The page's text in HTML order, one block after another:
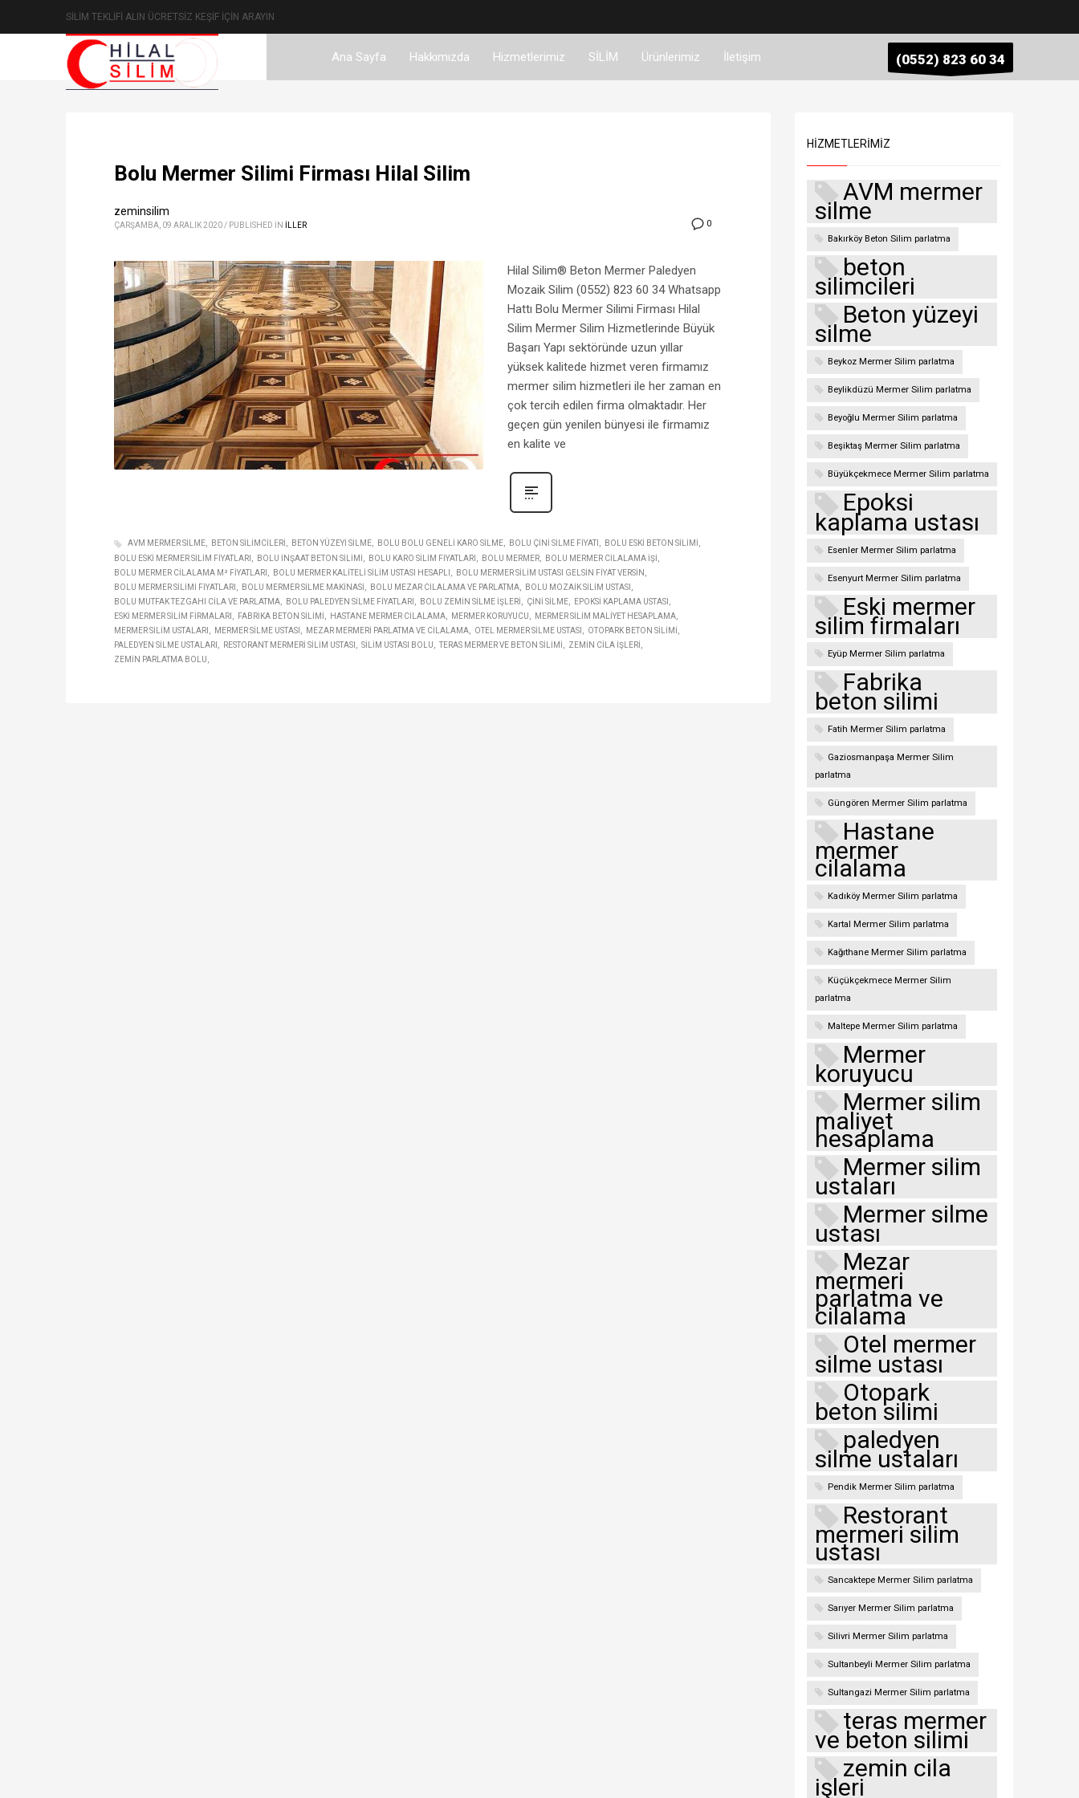
SİLİM TEKLİFİ ALIN ÜCRETSİZ KEŞİF İÇİN ARAYIN
Ana Sayfa Hakkımızda Hizmetlerimiz SİLİM Ürünlerimiz İletişim (0552) 823 60 34
Bolu Mermer Silimi Firması Hilal Silim
0
zeminsilim
ÇARŞAMBA, 09 ARALIK 2020 / PUBLISHED IN ILLER
Hilal Silim® Beton Mermer Paledyen
Mozaik Silim (0552) 823 60 34 Whatsapp
Hattı Bolu Mermer Silimi Firması Hilal
Silim Mermer Silim Hizmetlerinde Büyük
Başarı Yapı sektöründe uzun yıllar
yüksek kalitede hizmet veren firmamız
mermer silim hizmetleri ile her zaman en
çok tercih edilen firma olmaktadır. Her
geçen gün yenilen bünyesi ile firmamız
en kalite ve
AVM MERMER SILME BETON SILIMCILERI BETON YÜZEYI SILME BOLU BOLU GENELI KARO SILME BOLU ÇINI SILME FIYATI
BOLU ESKI BETON SILIMI
BOLU ESKI MERMER SILIM FIYATLARI
BOLU INŞAAT BETON SILIMI BOLU KARO SILIM FIYATLARI BOLU MERMER
BOLU MERMER CILALAMA IŞI
BOLU MERMER CILALAMA M² FIYATLARI
BOLU MERMER KALITELI SILIM USTASI HESAPLI
BOLU MERMER SILIM USTASI GELSIN FIYAT VERSIN
BOLU MERMER SILIMI FIYATLARI
BOLU MERMER SILME MAKINASI BOLU MEZAR CILALAMA VE PARLATMA
BOLU MOZAIK SILIM USTASI
BOLU MUTFAK TEZGAHI CILA VE PARLATMA
BOLU PALEDYEN SILME FIYATLARI BOLU ZEMIN SILME IŞLERI ÇINI SILME
EPOKSI KAPLAMA USTASI
ESKI MERMER SILIM FIRMALARI
FABRIKA BETON SILIMI HASTANE MERMER CILALAMA MERMER KORUYUCU
MERMER SILIM MALIYET HESAPLAMA
MERMER SILIM USTALARI
MERMER SILME USTASI MEZAR MERMERI PARLATMA VE CILALAMA OTEL MERMER SILME USTASI
OTOPARK BETON SILIMI
PALEDYEN SILME USTALARI
RESTORANT MERMERI SILIM USTASI SILIM USTASI BOLU TERAS MERMER VE BETON SILIMI
ZEMIN CILA IŞLERI
ZEMIN PARLATMA BOLU
HIZMETLERIMIZ
AVM mermer
silme
Bakırköy Beton Silim parlatma
beton
silimcileri
Beton yüzeyi
silme
Beykoz Mermer Silim parlatma
Beylikdüzü Mermer Silim parlatma
Beyoğlu Mermer Silim parlatma
Beşiktaş Mermer Silim parlatma
Büyükçekmece Mermer Silim parlatma
Epoksi
kaplama ustası
Esenler Mermer Silim parlatma
Esenyurt Mermer Silim parlatma
Eski mermer
silim firmaları
Eyüp Mermer Silim parlatma
Fabrika
beton silimi
Fatih Mermer Silim parlatma
Gaziosmanpaşa Mermer Silim
parlatma
Güngören Mermer Silim parlatma
Hastane
mermer
cilalama
Kadıköy Mermer Silim parlatma
Kartal Mermer Silim parlatma
Kağıthane Mermer Silim parlatma
Küçükçekmece Mermer Silim
parlatma
Maltepe Mermer Silim parlatma
Mermer
koruyucu
Mermer silim
maliyet
hesaplama
Mermer silim
ustaları
Mermer silme
ustası
Mezar
mermeri
parlatma ve
cilalama
Otel mermer
silme ustası
Otopark
beton silimi
paledyen
silme ustaları
Pendik Mermer Silim parlatma
Restorant
mermeri silim
ustası
Sancaktepe Mermer Silim parlatma
Sarıyer Mermer Silim parlatma
Silivri Mermer Silim parlatma
Sultanbeyli Mermer Silim parlatma
Sultangazi Mermer Silim parlatma
teras mermer
ve beton silimi
zemin cila
işleri